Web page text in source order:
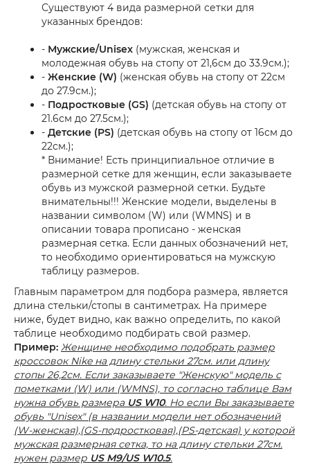
Существуют 4 вида размерной сетки для
указанных брендов:
- Мужские/Unisex (мужская, женская и
молодежная обувь на стопу от 21,6см до 33.9см.);
- Женские (W) (женская обувь на стопу от 22см
до 27.9см.);
- Подростковые (GS) (детская обувь на стопу от
21.6см до 27.5см.);
- Детские (PS) (детская обувь на стопу от 16см до
22см.);
* Внимание! Есть принципиальное отличие в
размерной сетке для женщин, если заказываете
обувь из мужской размерной сетки. Будьте
внимательны!!! Женские модели, выделены в
названии символом (W) или (WMNS) и в
описании товара прописано - женская
размерная сетка. Если данных обозначений нет,
то необходимо ориентироваться на мужскую
таблицу размеров.
Главным параметром для подбора размера, является
длина стельки/стопы в сантиметрах. На примере
ниже, будет видно, как важно определить, по какой
таблице необходимо подбирать свой размер.
Пример: Женщине необходимо подобрать размер
кроссовок Nike на длину стельки 27см. или длину
стопы 26,2см. Если заказываете "Женскую" модель с
пометками (W) или (WMNS), то согласно таблице Вам
нужна обувь размера US W10. Но если Вы заказываете
обувь "Unisex" (в названии модели нет обозначений
(W-женская),(GS-подростковая),(PS-детская) у которой
мужская размерная сетка, то на длину стельки 27см.
нужен размер US M9/US W10.5.